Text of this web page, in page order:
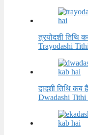
त्रयोदशी तिथि
Trayodashi
द्वादशी तिथि कब
Dwadashi